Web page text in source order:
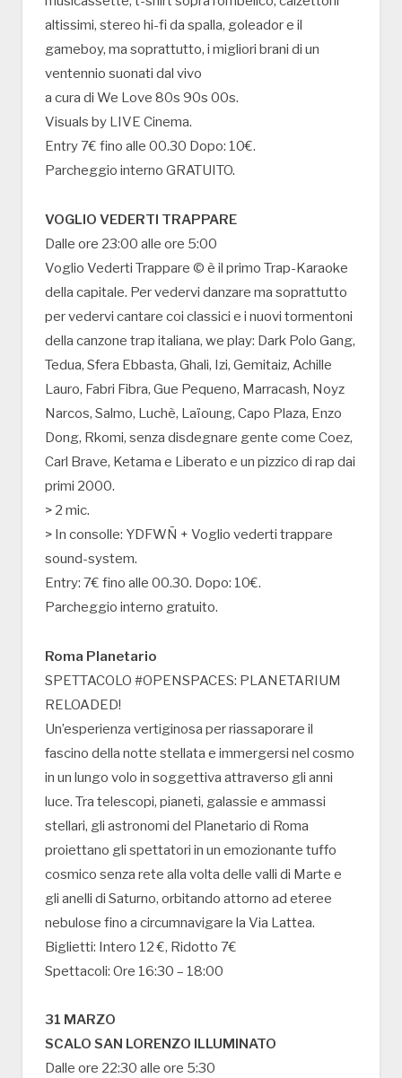
altissimi, stereo hi-fi da spalla, goleador e il
gameboy, ma soprattutto, i migliori brani di un
ventennio suonati dal vivo
a cura di We Love 80s 90s 00s.
Visuals by LIVE Cinema.
Entry 7€ fino alle 00.30 Dopo: 10€.
Parcheggio interno GRATUITO.
VOGLIO VEDERTI TRAPPARE
Dalle ore 23:00 alle ore 5:00
Voglio Vederti Trappare © è il primo Trap-Karaoke
della capitale. Per vedervi danzare ma soprattutto
per vedervi cantare coi classici e i nuovi tormentoni
della canzone trap italiana, we play: Dark Polo Gang,
Tedua, Sfera Ebbasta, Ghali, Izi, Gemitaiz, Achille
Lauro, Fabri Fibra, Gue Pequeno, Marracash, Noyz
Narcos, Salmo, Luchè, Laïoung, Capo Plaza, Enzo
Dong, Rkomi, senza disdegnare gente come Coez,
Carl Brave, Ketama e Liberato e un pizzico di rap dai
primi 2000.
> 2 mic.
> In consolle: YDFWÑ + Voglio vederti trappare
sound-system.
Entry: 7€ fino alle 00.30. Dopo: 10€.
Parcheggio interno gratuito.
Roma Planetario
SPETTACOLO #OPENSPACES: PLANETARIUM
RELOADED!
Un’esperienza vertiginosa per riassaporare il
fascino della notte stellata e immergersi nel cosmo
in un lungo volo in soggettiva attraverso gli anni
luce. Tra telescopi, pianeti, galassie e ammassi
stellari, gli astronomi del Planetario di Roma
proiettano gli spettatori in un emozionante tuffo
cosmico senza rete alla volta delle valli di Marte e
gli anelli di Saturno, orbitando attorno ad eteree
nebulose fino a circumnavigare la Via Lattea.
Biglietti: Intero 12 €, Ridotto 7€
Spettacoli: Ore 16:30 – 18:00
31 MARZO
SCALO SAN LORENZO ILLUMINATO
Dalle ore 22:30 alle ore 5:30